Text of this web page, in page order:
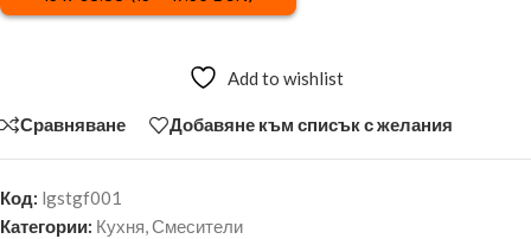
Add to wishlist
Сравняване Добавяне към списък с желания
Код: lgstgf001
Категории: Кухня,Смесители